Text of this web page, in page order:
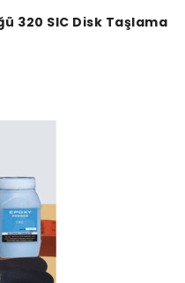
320 SIC Disk Taşlama